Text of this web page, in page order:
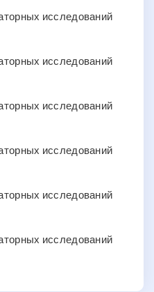
исследований
исследований
исследований
исследований
исследований
исследований